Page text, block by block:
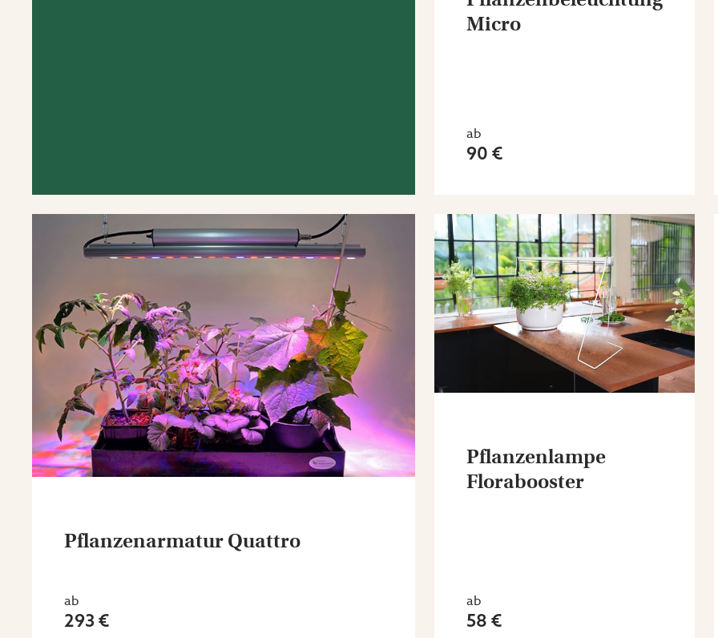
Micro
ab
90 €
Pflanzenarmatur Quattro
ab
293 €
Pflanzenlampe
Florabooster
ab
58 €